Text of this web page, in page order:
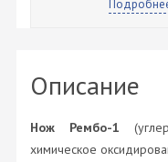
Описание
Нож Рембо-1
химическое